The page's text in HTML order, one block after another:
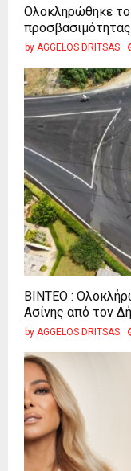
Ολοκληρώθηκε το
προσβασιμότητας
by AGGELOS DRITSAS
ΒΙΝΤΕΟ :
Ασίνης από τον
by AGGELOS DRITSAS